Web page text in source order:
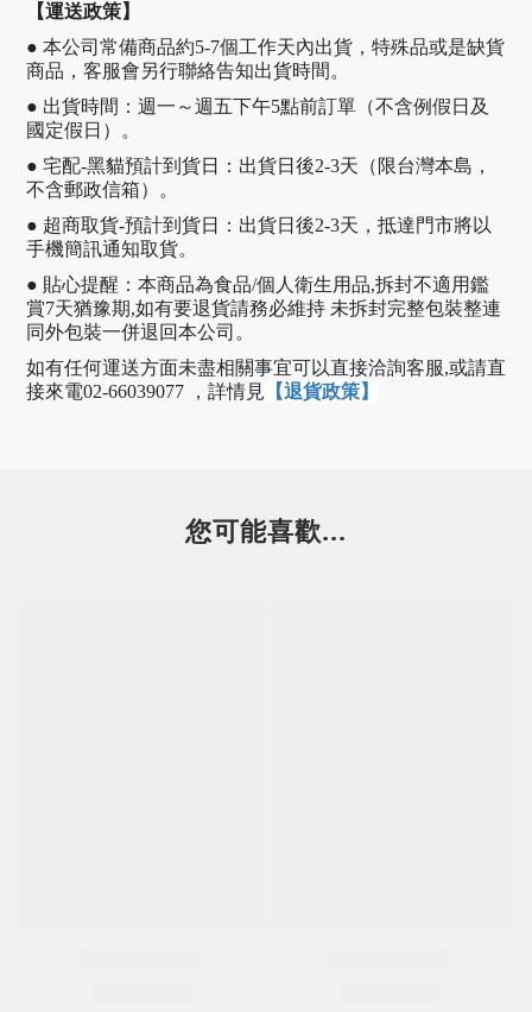
【運送政策】
● 本公司常備商品約5-7個工作天內出貨，特殊品或是缺貨
商品，客服會另行聯絡告知出貨時間。
● 出貨時間：週一～週五下午5點前訂單（不含例假日及
國定假日）。
● 宅配-黑貓預計到貨日：出貨日後2-3天（限台灣本島，
不含郵政信箱）。
● 超商取貨-預計到貨日：出貨日後2-3天，抵達門市將以
手機簡訊通知取貨。
● 貼心提醒：本商品為食品/個人衛生用品,拆封不適用鑑
賞7天猶豫期,如有要退貨請務必維持 未拆封完整包裝整連
同外包裝一併退回本公司。
如有任何運送方面未盡相關事宜可以直接洽詢客服,或請直
接來電02-66039077 ， 詳情見 【退貨政策】
您可能喜歡...